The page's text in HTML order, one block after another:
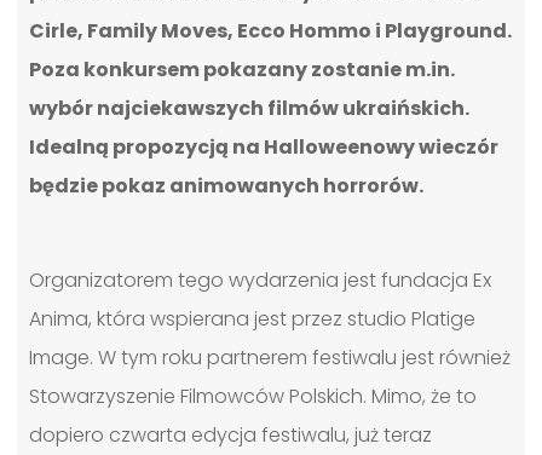
Cirle, Family Moves, Ecco Hommo i Playground.
Poza konkursem pokazany zostanie m.in.
wybór najciekawszych filmów ukraińskich.
Idealną propozycją na Halloweenowy wieczór
będzie pokaz animowanych horrorów.
Organizatorem tego wydarzenia jest fundacja Ex
Anima, która wspierana jest przez studio Platige
Image. W tym roku partnerem festiwalu jest również
Stowarzyszenie Filmowców Polskich. Mimo, że to
dopiero czwarta edycja festiwalu, już teraz